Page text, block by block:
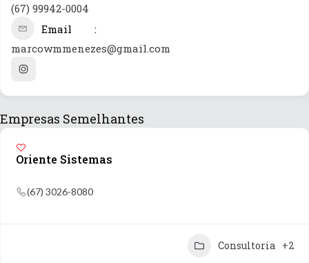
(67) 99942-0004
Email
marcowmmenezes@gmail.com
Empresas Semelhantes
Oriente Sistemas
(67) 3026-8080
Consultoria +2